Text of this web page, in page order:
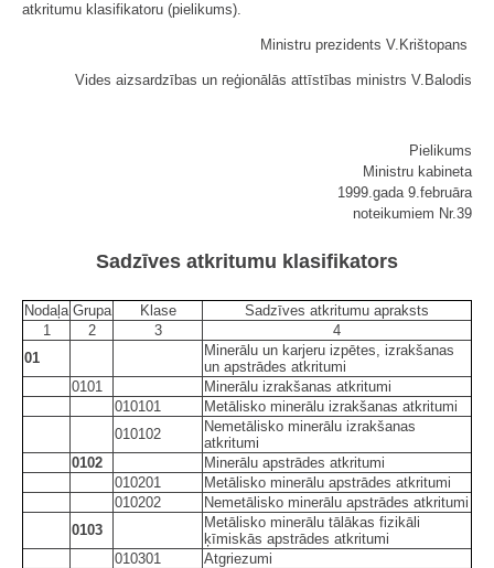
atkritumu klasifikatoru (pielikums).
Ministru prezidents V.Krištopans
Vides aizsardzības un reģionālās attīstības ministrs V.Balodis
Pielikums
Ministru kabineta
1999.gada 9.februāra
noteikumiem Nr.39
Sadzīves atkritumu klasifikators
Nodaļa Grupa Klase
Sadzīves atkritumu apraksts
1
2 3
4
01
Minerālu un karjeru izpētes, izrakšanas
un apstrādes atkritumi
0101
Minerālu izrakšanas atkritumi
010101
Metālisko minerālu izrakšanas atkritumi
010102
Nemetālisko minerālu izrakšanas
atkritumi
0102
Minerālu apstrādes atkritumi
010201
Metālisko minerālu apstrādes atkritumi
010202
Nemetālisko minerālu apstrādes atkritumi
0103
Metālisko minerālu tālākas fizikāli
ķīmiskās apstrādes atkritumi
010301
Atgriezumi